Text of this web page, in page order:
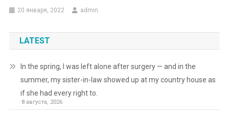
20 января, 2022 admin
LATEST
In the spring, I was left alone after surgery — and in the
summer, my sister-in-law showed up at my country house as
if she had every right to.
8 августа, 2026